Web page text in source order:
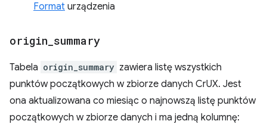
Format urządzenia
origin summary
Tabela origin_summary zawiera listę wszystkich
punktów początkowych w zbiorze danych CrUX. Jest
ona aktualizowana co miesiąc o najnowszą listę punktów
początkowych w zbiorze danych i ma jedną kolumnę: